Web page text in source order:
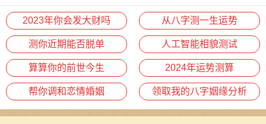
2023年你会发大财吗 从八字测一生运势
测你近期能否脱单 人工智能相貌测试
算算你的前世今生 2024年运势测算
帮你调和恋情婚姻 领取我的八字姻缘分析